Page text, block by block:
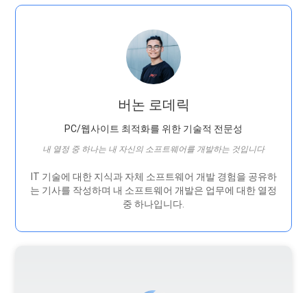
버논 로데릭
PC/웹사이트 최적화를 위한 기술적 전문성
내 열정 중 하나는 내 자신의 소프트웨어를 개발하는 것입니다
IT 기술에 대한 지식과 자체 소프트웨어 개발 경험을 공유하
는 기사를 작성하며 내 소프트웨어 개발은 ​​업무에 대한 열정
중 하나입니다.